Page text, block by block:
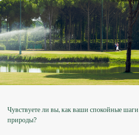
Чувствуете ли вы, как ваши спокойные
природы?